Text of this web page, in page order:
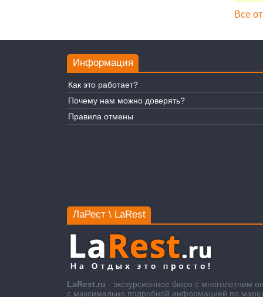
Все
Информация
Как это работает?
Почему нам можно доверять?
Правила отмены
ЛаРест \ LaRest
LaRest.ru - экскурсионное бюро с многолетним
с максимально подробной информацией по